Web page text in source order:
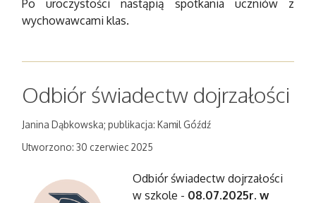
Po uroczystości nastąpią spotkania uczniów z
wychowawcami klas.
Odbiór świadectw dojrzałości
Janina Dąbkowska; publikacja: Kamil Góźdź
Utworzono: 30 czerwiec 2025
Odbiór świadectw dojrzałości
w szkole - 08.07.2025r. w